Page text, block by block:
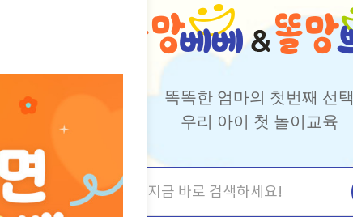
똑똑한 엄마의 첫번째 선
우리 아이 첫 놀이교육